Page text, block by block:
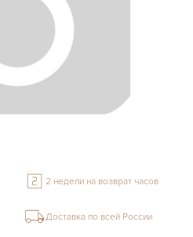
2 недели на возврат часов
Доставка по всей России